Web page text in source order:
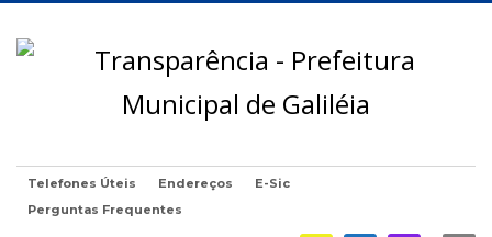
Telefones Úteis Endereços
E-Sic
Perguntas Frequentes